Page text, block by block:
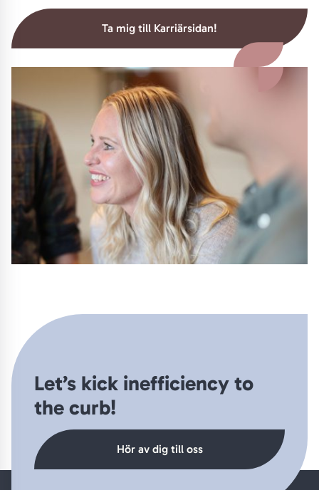
Ta mig till Karriärsidan!
Let’s kick inefficiency to
the curb!
Hör av dig till oss